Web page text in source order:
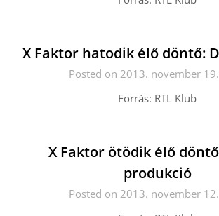
X Faktor hatodik élő döntő:
Posted on 2013. november
Forrás: RTL Klub
X Faktor ötödik élő
produkció
Posted on 2013. november